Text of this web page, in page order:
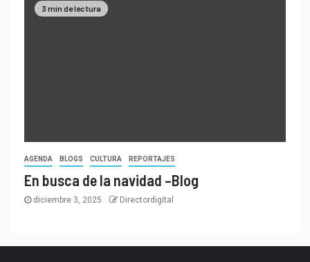
3 min de lectura
AGENDA BLOGS CULTURA REPORTAJES
En busca de la navidad –Blog
diciembre 3, 2025 Directordigital